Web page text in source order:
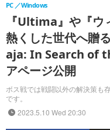
『Ultima』や『ウ
熱くした世代へ贈
aja: In Search of
アページ公開
ボス戦では戦闘以外の解決策も
です。
PC Windows
2023.5.10 Wed 20:30